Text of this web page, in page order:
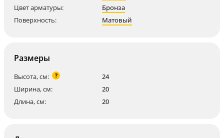
Цвет арматуры:
Бронза
Поверхность:
Матовый
Размеры
Высота, см: ?
24
Ширина, см:
20
Длина, см:
20